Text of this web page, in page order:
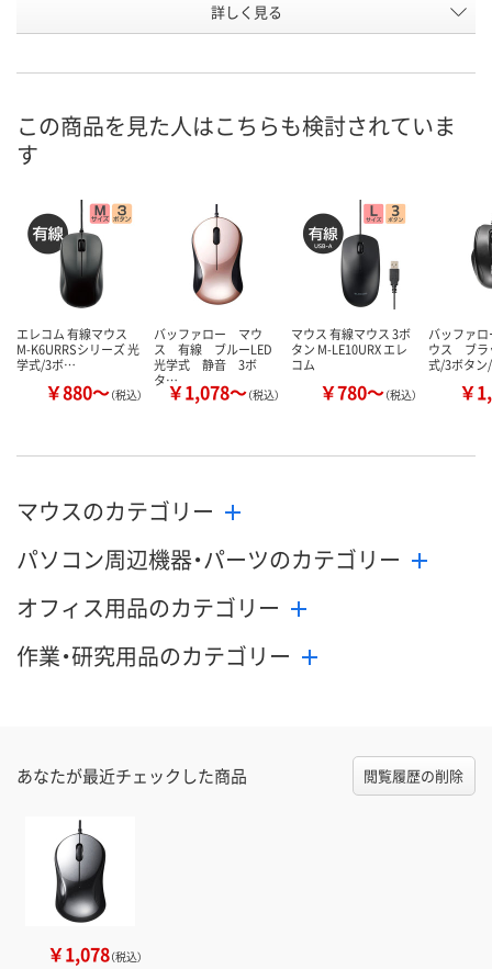
A295769 A295767
8月11日（火）
カゴへ カゴへ
詳しく見る
この商品を見た人はこちらも検討されていま
す
エレコム 有線マウス
M-K6URRSシリーズ 光
学式/3ボ…
￥880～（税込）
バッファロー マウ
ス 有線 ブルーLED
光学式 静音 3ボ
タ…￥1,078～（税込）
マウス 有線マウス 3ボ
タン M-LE10URX エレ
コム
￥780～（税込）
バッファ
ウス ブ
式/3ボタ
￥
マウスのカテゴリー
パソコン周辺機器・パーツのカテゴリー
オフィス用品のカテゴリー
作業・研究用品のカテゴリー
あなたが最近チェックした商品 閲覧履歴の削除
￥1,078（税込）